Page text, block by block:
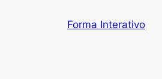
Forma Interativo